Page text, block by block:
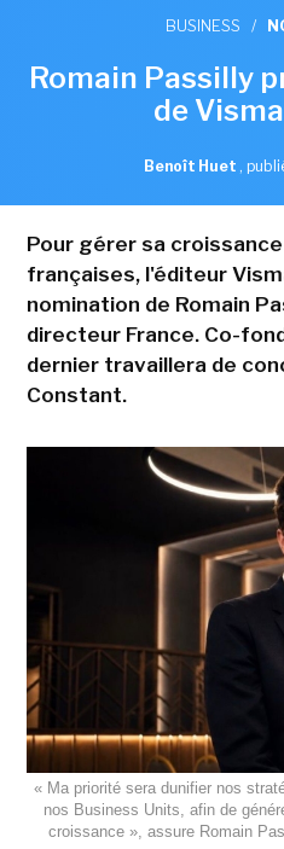
BUSINESS /
Romain Passilly
de
Benoît Huet ,
Pour gérer sa
françaises, l'éditeur
nomination de Romain
directeur France. Co-
dernier travaillera de
Constant.
« Ma priorité sera dunifier nos
nos Business Units, afin de
croissance », assure Romain